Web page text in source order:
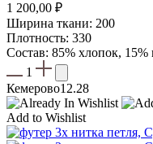
1 200,00 ₽
Ширина ткани: 200
Плотность: 330
Состав: 85% хлопок, 15%
1
Кемерово12.28
Add to Wishlist